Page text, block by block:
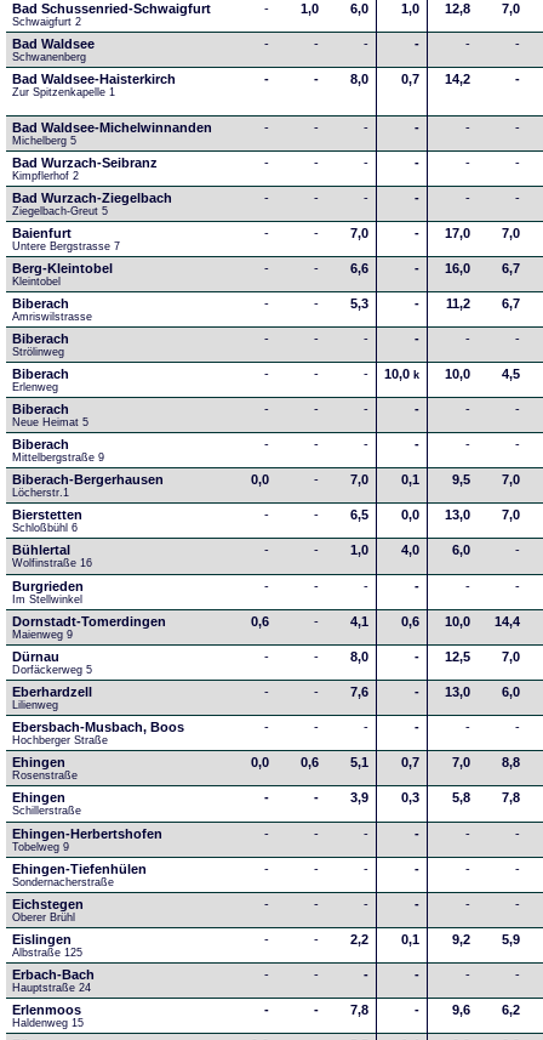
Bad Schussenried-Schwaigfurt
Schwaigfurt 2
- 1,0 6,0 1,0 12,8 7,0
Bad Waldsee
Schwanenberg
- - - - - -
Bad Waldsee-Haisterkirch
Zur Spitzenkapelle 1
- - 8,0 0,7 14,2 -
Bad Waldsee-Michelwinnanden
Michelberg 5
- - - - - -
Bad Wurzach-Seibranz
Kimpflerhof 2
- - - - - -
Bad Wurzach-Ziegelbach
Ziegelbach-Greut 5
- - - - - -
Baienfurt
Untere Bergstrasse 7
- - 7,0 - 17,0 7,0
Berg-Kleintobel
Kleintobel
- - 6,6 - 16,0 6,7
Biberach
Amriswilstrasse
- - 5,3 - 11,2 6,7
Biberach
Strölinweg
- - - - - -
Biberach
Erlenweg
- - - 10,0k 10,0 4,5
Biberach
Neue Heimat 5
- - - - - -
Biberach
Mittelbergstraße 9
- - - - - -
Biberach-Bergerhausen
Löcherstr.1
0,0 - 7,0 0,1 9,5 7,0
Bierstetten
Schloßbühl 6
- - 6,5 0,0 13,0 7,0
Bühlertal
Wolfinstraße 16
- - 1,0 4,0 6,0 -
Burgrieden
Im Stellwinkel
- - - - - -
Dornstadt-Tomerdingen
Maienweg 9
0,6 - 4,1 0,6 10,0 14,4
Dürnau
Dorfäckerweg 5
- - 8,0 - 12,5 7,0
Eberhardzell
Lilienweg
- - 7,6 - 13,0 6,0
Ebersbach-Musbach, Boos
Hochberger Straße
- - - - - -
Ehingen
Rosenstraße
0,0 0,6 5,1 0,7 7,0 8,8
Ehingen
Schillerstraße
- - 3,9 0,3 5,8 7,8
Ehingen-Herbertshofen
Tobelweg 9
- - - - - -
Ehingen-Tiefenhülen
Sondernacherstraße
- - - - - -
Eichstegen
Oberer Brühl
- - - - - -
Eislingen
Albstraße 125
- - 2,2 0,1 9,2 5,9
Erbach-Bach
Hauptstraße 24
- - - - - -
Erlenmoos
Haldenweg 15
- - 7,8 - 9,6 6,2